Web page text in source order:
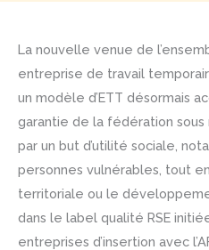
La nouvelle venue de
entreprise de travail
un modèle d’ETT désormais
garantie de la fédération sous
par un but d’utilité sociale,
personnes vulnérables, tout
territoriale ou le
dans le label qualité RSE
entreprises d’insertion avec